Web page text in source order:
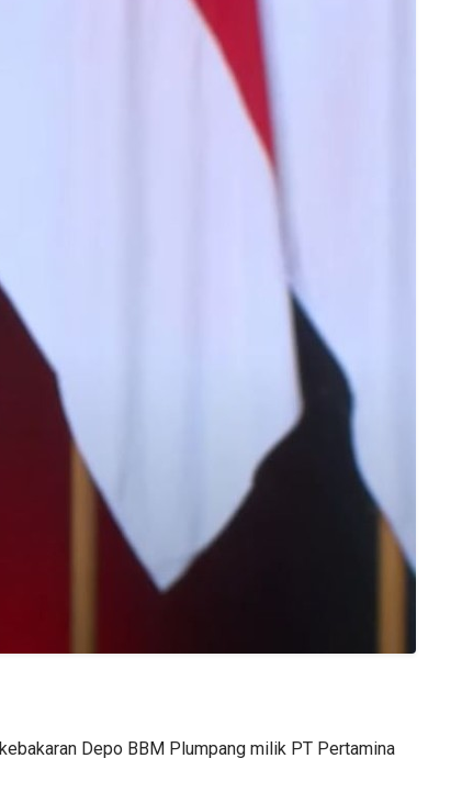
Depo BBM Plumpang milik PT Pertamina